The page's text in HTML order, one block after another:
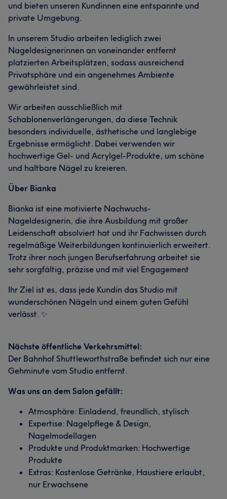
und bieten unseren Kundinnen eine entspannte und
private Umgebung.
In unserem Studio arbeiten lediglich zwei
Nageldesignerinnen an voneinander entfernt
platzierten Arbeitsplätzen, sodass ausreichend
Privatsphäre und ein angenehmes Ambiente
gewährleistet sind.
Wir arbeiten ausschließlich mit
Schablonenverlängerungen, da diese Technik
besonders individuelle, ästhetische und langlebige
Ergebnisse ermöglicht. Dabei verwenden wir
hochwertige Gel- und Acrylgel-Produkte, um schöne
und haltbare Nägel zu kreieren.
Über Bianka
Bianka ist eine motivierte Nachwuchs-
Nageldesignerin, die ihre Ausbildung mit großer
Leidenschaft absolviert hat und ihr Fachwissen durch
regelmäßige Weiterbildungen kontinuierlich erweitert.
Trotz ihrer noch jungen Berufserfahrung arbeitet sie
sehr sorgfältig, präzise und mit viel Engagement
Ihr Ziel ist es, dass jede Kundin das Studio mit
wunderschönen Nägeln und einem guten Gefühl
verlässt. ✨
Nächste öffentliche Verkehrsmittel:
Der Bahnhof Shuttleworthstraße befindet sich nur eine
Gehminute vom Studio entfernt.
Was uns an dem Salon gefällt:
Atmosphäre: Einladend, freundlich, stylisch
Expertise: Nagelpflege & Design,
Nagelmodellagen
Produkte und Produktmarken: Hochwertige
Produkte
Extras: Kostenlose Getränke, Haustiere erlaubt,
nur Erwachsene